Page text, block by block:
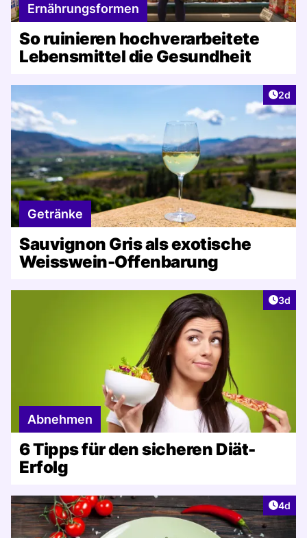
Ernährungsformen
So ruinieren hochverarbeitete
Lebensmittel die Gesundheit
2d
Getränke
Sauvignon Gris als exotische
Weisswein-Offenbarung
3d
Abnehmen
6 Tipps für den sicheren Diät-
Erfolg
4d